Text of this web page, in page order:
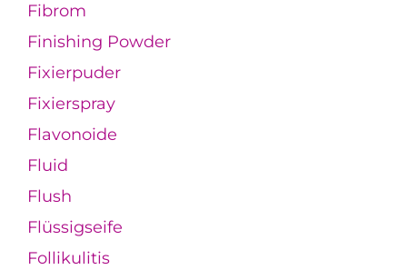
Fibrom
Finishing Powder
Fixierpuder
Fixierspray
Flavonoide
Fluid
Flush
Flüssigseife
Follikulitis